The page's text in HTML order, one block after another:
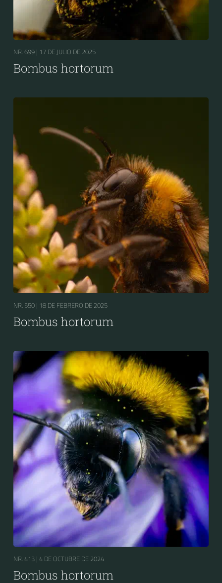
NR. 699 | 17 DE JULIO DE 2025
Bombus hortorum
NR. 550 | 18 DE FEBRERO DE 2025
Bombus hortorum
NR. 413 | 4 DE OCTUBRE DE 2024
Bombus hortorum